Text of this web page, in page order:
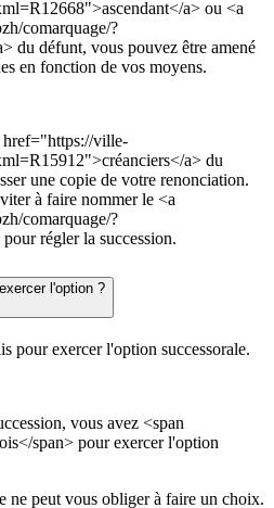
a> ou <a
comarquage/?
du défunt, vous pouvez être amené
en fonction de vos moyens.
href="https://ville-
a> du
une copie de votre renonciation.
à faire nommer le <a
comarquage/?
régler la succession.
l'option ?
pour exercer l'option successorale.
vous avez <span
span> pour exercer l'option
ne peut vous obliger à faire un choix.